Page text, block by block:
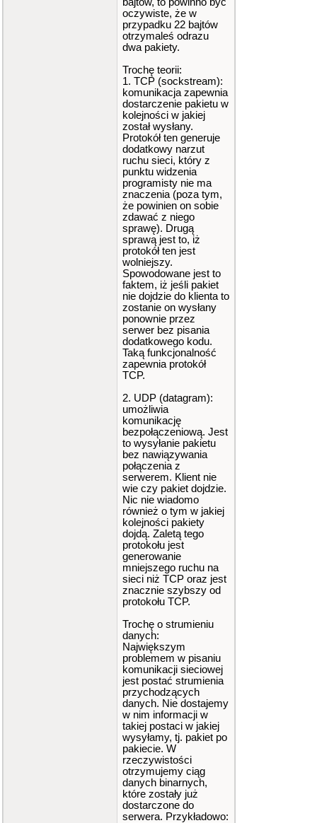
oczywiste, że w
przypadku 22 bajtów
otrzymaleś odrazu
dwa pakiety.
Trochę teorii:
1. TCP (sockstream):
komunikacja zapewnia
dostarczenie pakietu w
kolejności w jakiej
został wysłany.
Protokół ten generuje
dodatkowy narzut
ruchu sieci, który z
punktu widzenia
programisty nie ma
znaczenia (poza tym,
że powinien on sobie
zdawać z niego
sprawę). Drugą
sprawą jest to, iż
protokół ten jest
wolniejszy.
Spowodowane jest to
faktem, iż jeśli pakiet
nie dojdzie do klienta to
zostanie on wysłany
ponownie przez
serwer bez pisania
dodatkowego kodu.
Taką funkcjonalność
zapewnia protokół
TCP.
2. UDP (datagram):
umożliwia
komunikację
bezpołączeniową. Jest
to wysyłanie pakietu
bez nawiązywania
połączenia z
serwerem. Klient nie
wie czy pakiet dojdzie.
Nic nie wiadomo
również o tym w jakiej
kolejności pakiety
dojdą. Zaletą tego
protokołu jest
generowanie
mniejszego ruchu na
sieci niż TCP oraz jest
znacznie szybszy od
protokołu TCP.
Trochę o strumieniu
danych:
Największym
problemem w pisaniu
komunikacji sieciowej
jest postać strumienia
przychodzących
danych. Nie dostajemy
w nim informacji w
takiej postaci w jakiej
wysyłamy, tj. pakiet po
pakiecie. W
rzeczywistości
otrzymujemy ciąg
danych binarnych,
które zostały już
dostarczone do
serwera. Przykładowo: